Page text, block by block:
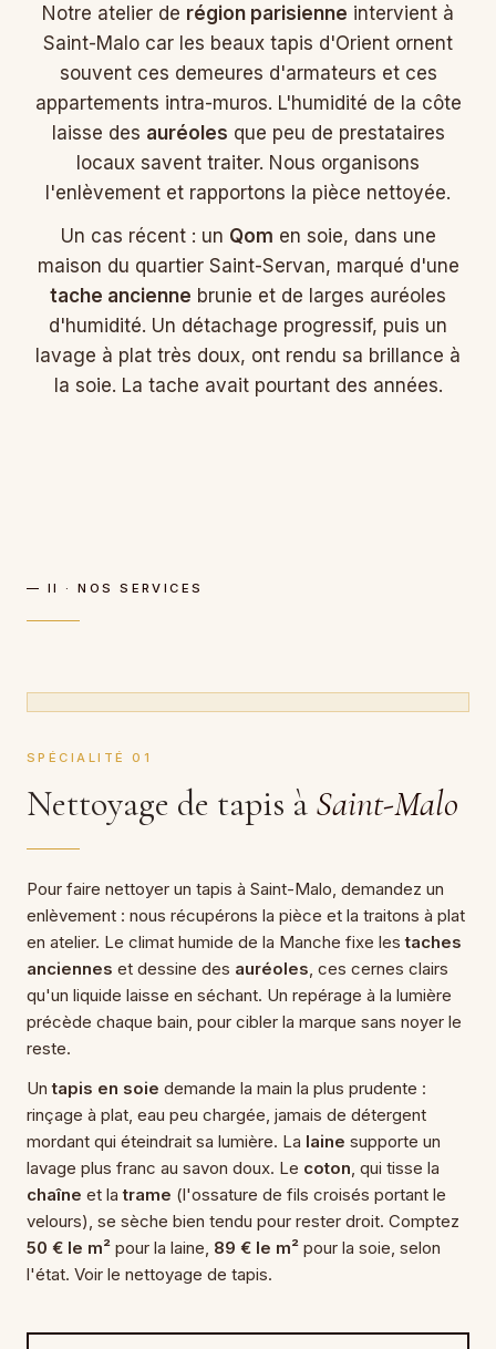
Notre atelier de région parisienne intervient à
Saint-Malo car les beaux tapis d'Orient ornent
souvent ces demeures d'armateurs et ces
appartements intra-muros. L'humidité de la côte
laisse des auréoles que peu de prestataires
locaux savent traiter. Nous organisons
l'enlèvement et rapportons la pièce nettoyée.
Un cas récent : un Qom en soie, dans une
maison du quartier Saint-Servan, marqué d'une
tache ancienne brunie et de larges auréoles
d'humidité. Un détachage progressif, puis un
lavage à plat très doux, ont rendu sa brillance à
la soie. La tache avait pourtant des années.
— II · NOS SERVICES
SPÉCIALITÉ 01
Nettoyage de tapis à Saint-Malo
Pour faire nettoyer un tapis à Saint-Malo, demandez un
enlèvement : nous récupérons la pièce et la traitons à plat
en atelier. Le climat humide de la Manche fixe lestaches
anciennes et dessine des auréoles, ces cernes clairs
qu'un liquide laisse en séchant. Un repérage à la lumière
précède chaque bain, pour cibler la marque sans noyer le
reste.
Untapis en soie demande la main la plus prudente :
rinçage à plat, eau peu chargée, jamais de détergent
mordant qui éteindrait sa lumière. La laine supporte un
lavage plus franc au savon doux. Le coton, qui tisse la
chaîne et latrame (l'ossature de fils croisés portant le
velours), se sèche bien tendu pour rester droit. Comptez
50 € le m² pour la laine, 89 € le m² pour la soie, selon
l'état. Voir le nettoyage de tapis.